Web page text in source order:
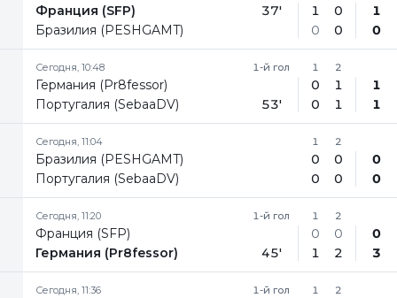
Франция (SFP)
Бразилия (PESHGAMT)
37'
1
0
0
0
1
0
Сегодня, 10:48
Германия (Pr8fessor)
Португалия (SebaaDV)
1-й гол
53'
1
0
0
2
1
1
1
1
Сегодня, 11:04
Бразилия (PESHGAMT)
Португалия (SebaaDV)
1
0
0
2
0
0
0
0
Сегодня, 11:20
Франция (SFP)
Германия (Pr8fessor)
1-й гол
45'
1
0
1
2
0
2
0
3
Сегодня, 11:36 1-й гол 1 2